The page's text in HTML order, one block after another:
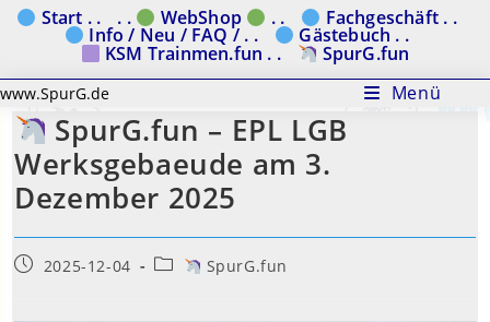
Zum Start . . . . WebShop . . Fachgeschäft . .
Info / Neu / FAQ / . . Gästebuch . .
KSM Trainmen.fun . . SpurG.fun
www.SpurG.de Menü
SpurG.fun – EPL LGB
Werksgebaeude am 3.
Dezember 2025
Beitrag2025-12-04
Beitrags-SpurG.fun